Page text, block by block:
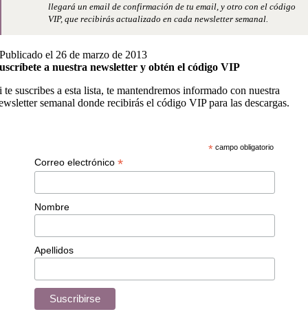
llegará un email de confirmación de tu email, y otro con el código
VIP, que recibirás actualizado en cada newsletter semanal.
Publicado el 26 de marzo de 2013
a nuestra newsletter y obtén el código VIP
te suscribes a esta lista, te mantendremos informado con nuestra
semanal donde recibirás el código VIP para las descargas.
*campo obligatorio
Correo electrónico *
Nombre
Apellidos